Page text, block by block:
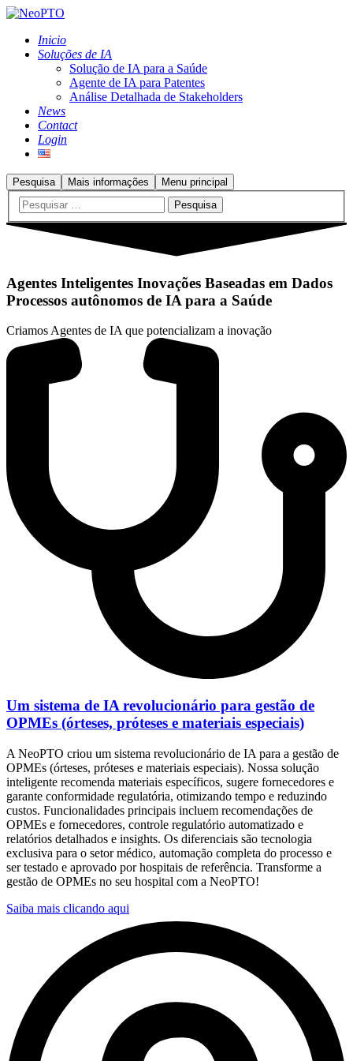
Inicio
Soluções de IA
Solução de IA para a Saúde
Agente de IA para Patentes
Análise Detalhada de Stakeholders
News
Contact
Login
Pesquisa Mais informações Menu principal
Agentes Inteligentes Inovações Baseadas em Dados
Processos autônomos de IA para a Saúde
Criamos Agentes de IA que potencializam a inovação
Um sistema de IA revolucionário para gestão de
OPMEs (órteses, próteses e materiais especiais)
A NeoPTO criou um sistema revolucionário de IA para a gestão de
OPMEs (órteses, próteses e materiais especiais). Nossa solução
inteligente recomenda materiais específicos, sugere fornecedores e
garante conformidade regulatória, otimizando tempo e reduzindo
custos. Funcionalidades principais incluem recomendações de
OPMEs e fornecedores, controle regulatório automatizado e
relatórios detalhados e insights. Os diferenciais são tecnologia
exclusiva para o setor médico, automação completa do processo e
ser testado e aprovado por hospitais de referência. Transforme a
gestão de OPMEs no seu hospital com a NeoPTO!
Saiba mais clicando aqui